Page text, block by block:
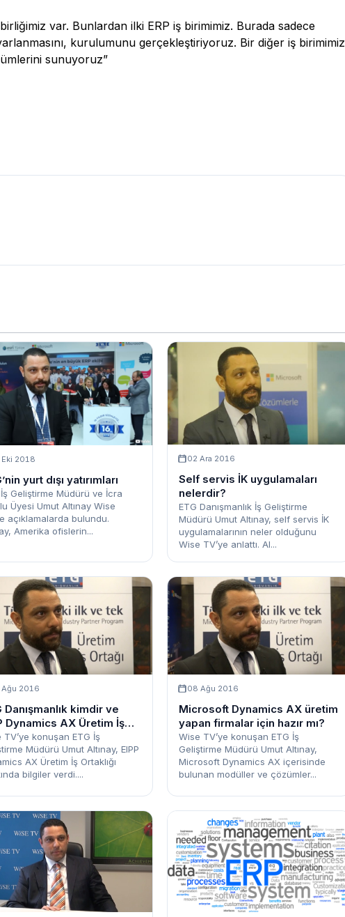
var. Bunlardan ilki ERP iş birimimiz. Burada sadece
kurulumunu gerçekleştiriyoruz. Bir diğer iş birimimiz
sunuyoruz”
2018
yurt dışı yatırımları
İş Geliştirme Müdürü ve İcra
Üyesi Umut Altınay Wise
açıklamalarda bulundu.
Amerika ofislerin...
02 Ara 2016
Self servis İK uygulamaları
nelerdir?
ETG Danışmanlık İş Geliştirme
Müdürü Umut Altınay, self servis İK
uygulamalarının neler olduğunu
Wise TV’ye anlattı. Al...
2016
Danışmanlık kimdir ve
Dynamics AX Üretim İş
nedir?
TV’ye konuşan ETG İş
Müdürü Umut Altınay, EIPP
AX Üretim İş Ortaklığı
bilgiler verdi....
08 Ağu 2016
Microsoft Dynamics AX üretim
yapan firmalar için hazır mı?
Wise TV’ye konuşan ETG İş
Geliştirme Müdürü Umut Altınay,
Microsoft Dynamics AX içerisinde
bulunan modüller ve çözümler...